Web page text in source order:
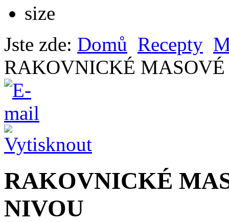
Jste zde: Domů Recepty
RAKOVNICKÉ
RAKOVNICKÉ
NIVOU